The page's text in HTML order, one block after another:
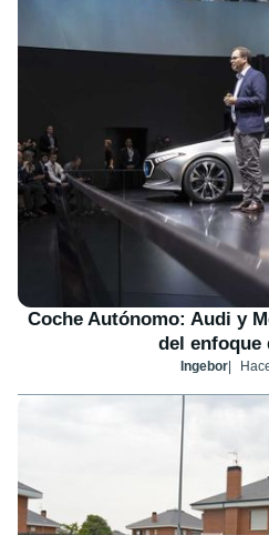
Coche Autónomo: Audi y
del enfoque
Ingebor